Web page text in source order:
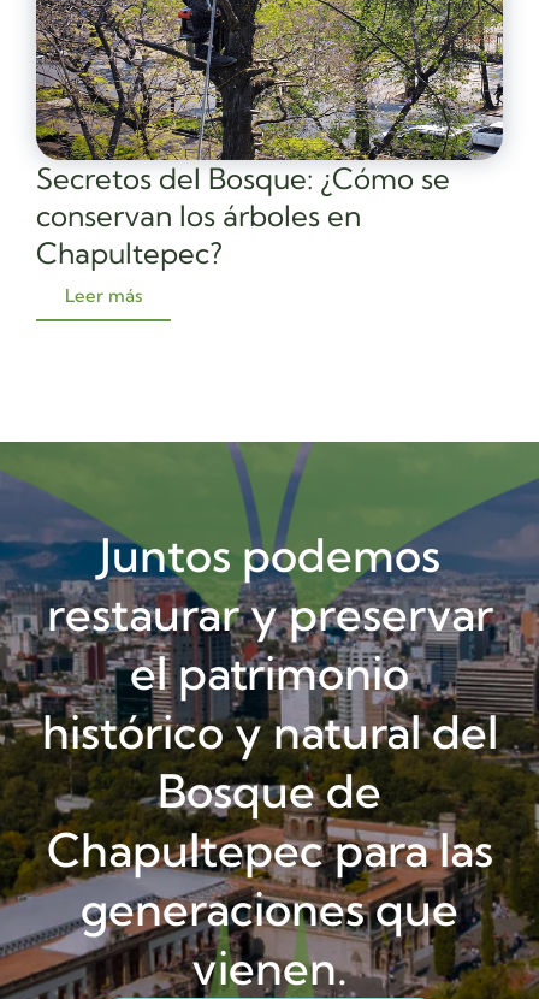
Secretos del Bosque: ¿Cómo se
conservan los árboles en
Chapultepec?
Leer más
Juntos podemos
restaurar y preservar
el patrimonio
histórico y natural del
Bosque de
Chapultepec para las
generaciones que
vienen.